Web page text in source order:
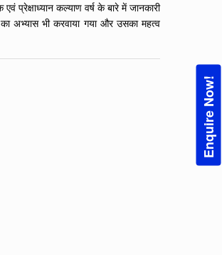
Enquire Now!
प्रेक्षाध्यान कल्याण वर्ष के बारे में जानकारी
का अभ्यास भी करवाया गया और उसका महत्व